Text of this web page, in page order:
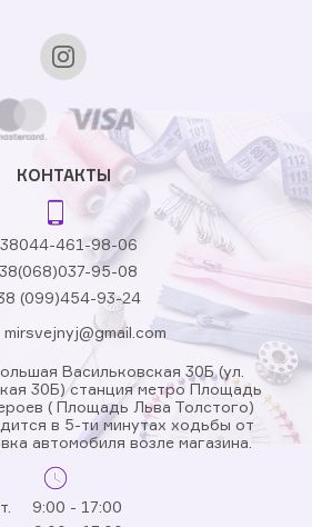
КОНТАКТЫ
461-98-06
95-08
(099)454-93-24
mirsvejnyj@gmail.com
Васильковская 30Б (ул.
30Б) станция метро Площадь
( Площадь Льва Толстого)
в 5-ти минутах ходьбы от
автомобиля возле магазина.
9:00 - 17:00